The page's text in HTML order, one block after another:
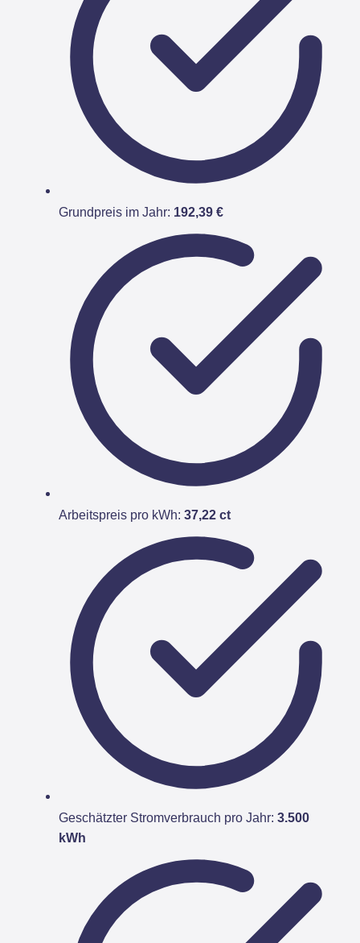
Grundpreis im Jahr: 192,39 €
Arbeitspreis pro kWh: 37,22 ct
Geschätzter Stromverbrauch pro Jahr: 3.500
kWh